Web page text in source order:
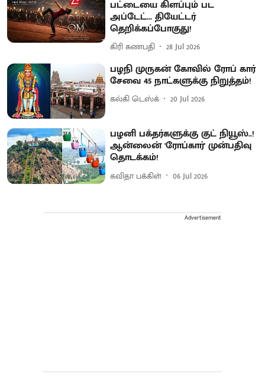
பட்டையை கிளப்பும் பட
அப்டேட்... தியேட்டர்
தெறிக்கப்போகுது!
கிரி கணபதி 28 Jul 2026
பழநி முருகன் கோவில் ரோப் கார்
சேவை 45 நாட்களுக்கு நிறுத்தம்!
கல்கி டெஸ்க் 20 Jul 2026
பழனி பக்தர்களுக்கு குட் நியூஸ்..!
ஆன்லைன் 'ரோப்கார்' முன்பதிவு
தொடக்கம்!
கவிதா பக்கிள் 06 Jul 2026
Advertisement